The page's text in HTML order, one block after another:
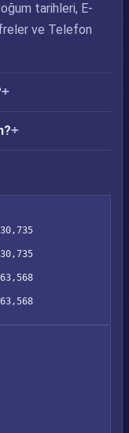
tarihleri, E-
ve Telefon